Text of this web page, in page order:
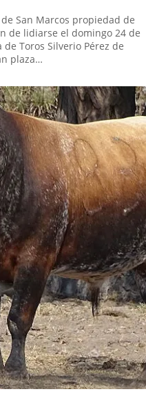
San Marcos propiedad de
de lidiarse el domingo 24 de
Toros Silverio Pérez de
plaza…